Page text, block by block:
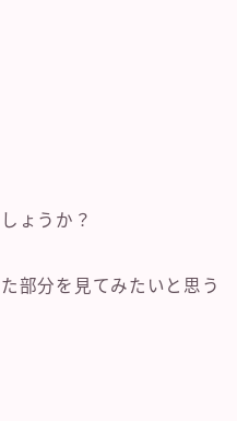
ょうか？
部分を見てみたいと思う